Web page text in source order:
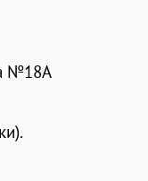
№18А